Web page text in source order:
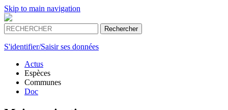
Skip to main navigation
S'identifier/Saisir ses données
Actus
Espèces
Communes
Doc